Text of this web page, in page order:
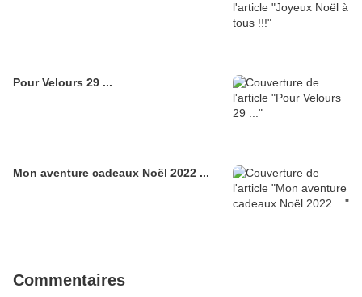
Pour Velours 29 ...
Mon aventure cadeaux Noël 2022 ...
Commentaires